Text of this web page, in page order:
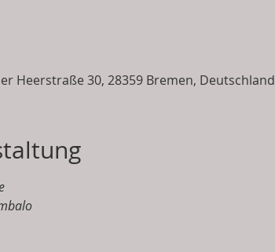
Heerstraße 30, 28359 Bremen, Deutschland